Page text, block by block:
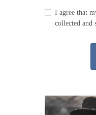
I agree that
collected and